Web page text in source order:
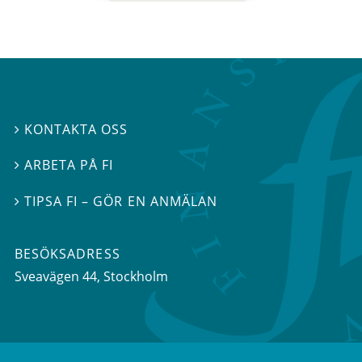
 KONTAKTA OSS
ARBETA PÅ FI
TIPSA FI – GÖR EN ANMÄLAN
BESÖKSADRESS
Sveavägen 44, Stockholm